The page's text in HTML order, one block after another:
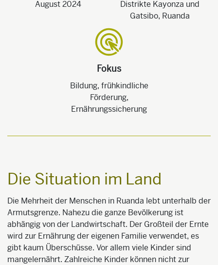
August 2024
Distrikte Kayonza und
Gatsibo, Ruanda
Fokus
Bildung, frühkindliche
Förderung,
Ernährungssicherung
Die Situation im Land
Die Mehrheit der Menschen in Ruanda lebt unterhalb der
Armutsgrenze. Nahezu die ganze Bevölkerung ist
abhängig von der Landwirtschaft. Der Großteil der Ernte
wird zur Ernährung der eigenen Familie verwendet, es
gibt kaum Überschüsse. Vor allem viele Kinder sind
mangelernährt. Zahlreiche Kinder können nicht zur